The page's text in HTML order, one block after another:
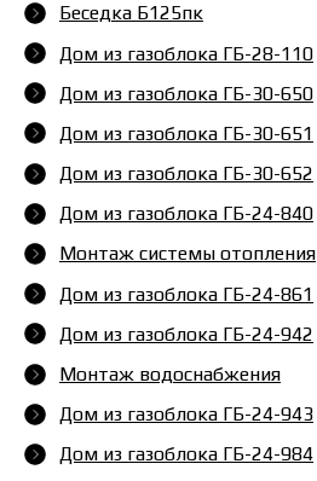
Беседка Б125пк
Дом из газоблока ГБ-28-110
Дом из газоблока ГБ-30-650
Дом из газоблока ГБ-30-651
Дом из газоблока ГБ-30-652
Дом из газоблока ГБ-24-840
Монтаж системы отопления
Дом из газоблока ГБ-24-861
Дом из газоблока ГБ-24-942
Монтаж водоснабжения
Дом из газоблока ГБ-24-943
Дом из газоблока ГБ-24-984